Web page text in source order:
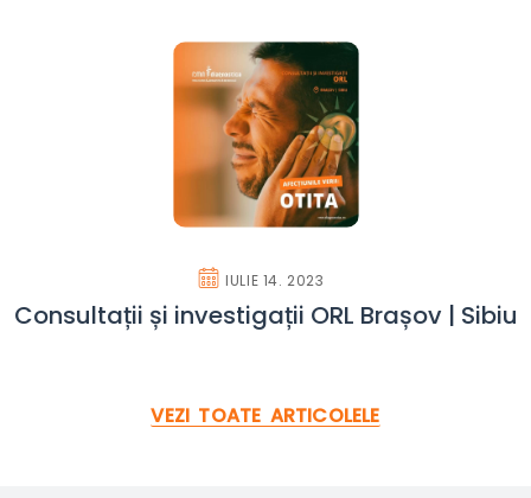
IULIE 14. 2023
Consultații și investigații ORL Brașov | Sibiu
VEZI TOATE ARTICOLELE